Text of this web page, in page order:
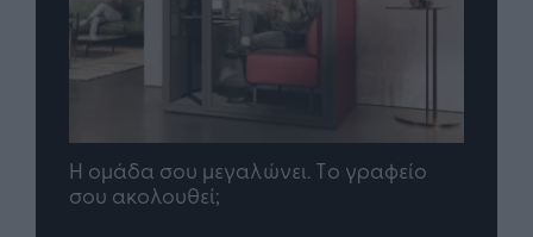
Η ομάδα σου μεγαλώνει. Tο γραφείο
σου ακολουθεί;